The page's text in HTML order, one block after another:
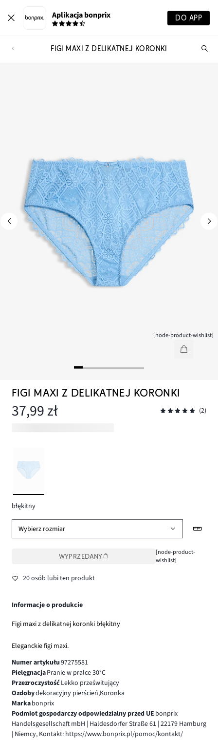
Aplikacja bonprix DO APP
FIGI MAXI Z DELIKATNEJ KORONKI
[node-product-wishlist]
FIGI MAXI Z DELIKATNEJ KORONKI
37,99 zł (2)
błękitny
Wybierz rozmiar
WYPRZEDANY
[node-product-
wishlist]
20 osób lubi ten produkt
Informacje o produkcie
Figi maxi z delikatnej koronki błękitny
Eleganckie figi maxi.
Numer artykułu97275581
PielęgnacjaPranie w pralce 30°C
PrzezroczystośćLekko prześwitujący
Ozdobydekoracyjny pierścień,Koronka
Markabonprix
Podmiot gospodarczy odpowiedzialny przed UE bonprix
Handelsgesellschaft mbH | Haldesdorfer Straße 61 | 22179 Hamburg
| Niemcy, Kontakt: https://www.bonprix.pl/pomoc/kontakt/